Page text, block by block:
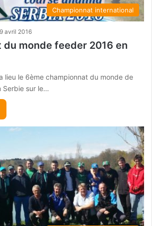
Championnat international
avril 2016
du monde feeder 2016 en
lieu le 6ème championnat du monde de
Serbie sur le…